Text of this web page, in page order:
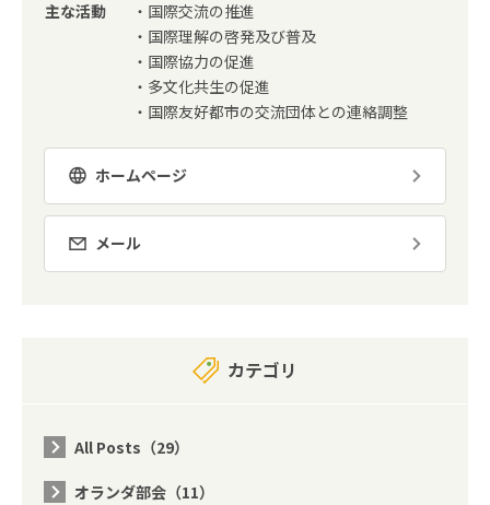
主な活動
・国際交流の推進
・国際理解の啓発及び普及
・国際協力の促進
・多文化共生の促進
・国際友好都市の交流団体との連絡調整
ホームページ
メール
カテゴリ
All Posts（29）
オランダ部会（11）